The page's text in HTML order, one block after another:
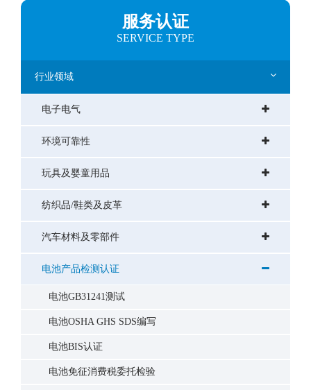
服务认证
SERVICE TYPE
行业领域
电子电气
环境可靠性
玩具及婴童用品
纺织品/鞋类及皮革
汽车材料及零部件
电池产品检测认证
电池GB31241测试
电池OSHA GHS SDS编写
电池BIS认证
电池免征消费税委托检验